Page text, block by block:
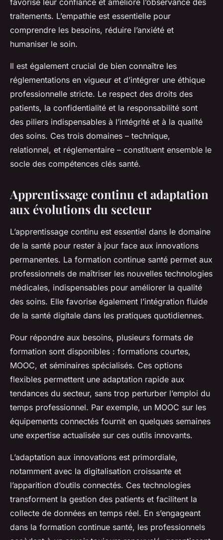
favorise leur confiance et améliore l’observance des
traitements. L’empathie est essentielle pour
comprendre les besoins, réduire l’anxiété et
humaniser le soin.
Il est également crucial de bien connaître les
réglementations en vigueur et d’intégrer une éthique
professionnelle stricte. Le respect des droits des
patients, la confidentialité et la responsabilité sont
des piliers indispensables à l’intégrité et à la qualité
des soins. Ces trois domaines – technique,
relationnel, et réglementaire – constituent ensemble le
socle des compétences clés santé.
Apprentissage continu et adaptation
aux évolutions du secteur
L’apprentissage continu est essentiel dans le domaine
de la santé pour rester à jour face aux innovations
permanentes. La formation continue santé permet aux
professionnels de maîtriser les nouvelles technologies
médicales, indispensables pour améliorer la qualité
des soins. Elle favorise également l’intégration fluide
de la santé digitale dans les pratiques quotidiennes.
Pour répondre aux besoins, plusieurs formats de
formation sont disponibles : formations courtes,
MOOC, et séminaires spécialisés. Ces options
flexibles permettent une adaptation rapide aux
tendances du secteur, sans trop perturber l’emploi du
temps professionnel. Par exemple, un MOOC sur les
équipements connectés fournit en quelques semaines
une expertise actualisée sur ces outils innovants.
L’adaptation aux innovations est primordiale,
notamment avec la digitalisation croissante et
l’apparition d’outils connectés. Ces technologies
transforment la gestion des patients et facilitent la
collecte de données en temps réel. En s’engageant
dans la formation continue santé, les professionnels